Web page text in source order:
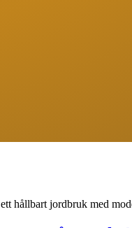
hållbart jordbruk med